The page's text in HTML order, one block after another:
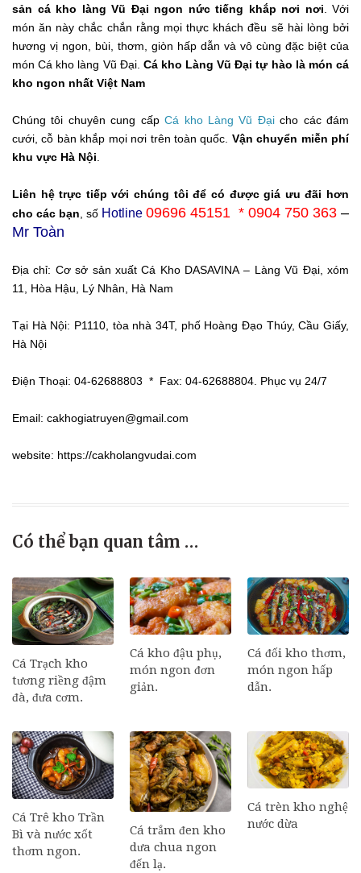
sản cá kho làng Vũ Đại ngon nức tiếng khắp nơi nơi . Với
món ăn này chắc chắn rằng mọi thực khách đều sẽ hài lòng bởi
hương vị ngon, bùi, thơm, giòn hấp dẫn và vô cùng đặc biệt của
món Cá kho làng Vũ Đại. Cá kho Làng Vũ Đại tự hào là món cá
kho ngon nhất Việt Nam
Chúng tôi chuyên cung cấpCá kho Làng Vũ Đạicho các đám
cưới, cỗ bàn khắp mọi nơi trên toàn quốc. Vận chuyển miễn phí
khu vực Hà Nội
Liên hệ trực tiếp với chúng tôi để có được giá ưu đãi hơn
cho các bạn , số Hotline 09696 45151 * 0904 750 363 –
Mr Toàn
Địa chỉ: Cơ sở sản xuất Cá Kho DASAVINA – Làng Vũ Đại, xóm
11, Hòa Hậu, Lý Nhân, Hà Nam
Tại Hà Nội: P1110, tòa nhà 34T, phố Hoàng Đạo Thúy, Cầu Giấy,
Hà Nội
Điện Thoại: 04-62688803 * Fax: 04-62688804. Phục vụ 24/7
Email: cakhogiatruyen@gmail.com
website: https://cakholangvudai.com
Có thể bạn quan tâm …
Cá Trạch kho
tương riềng đậm
đà, đưa cơm.
Cá kho đậu phụ,
món ngon đơn
giản.
Cá đối kho thơm,
món ngon hấp
dẫn.
Cá Trê kho Trần
Bì và nước xốt
thơm ngon.
Cá trắm đen kho
dưa chua ngon
đến lạ.
Cá trèn kho nghệ
nước dừa